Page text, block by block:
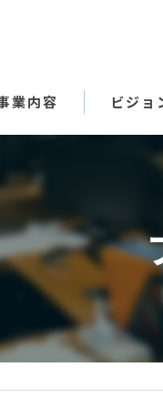
業内容 ビジョ
代表あい